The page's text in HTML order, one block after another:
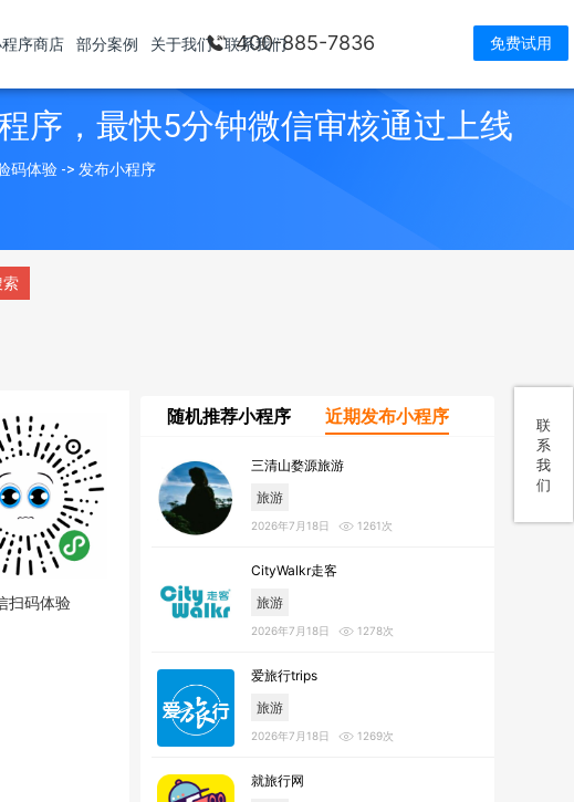
400-885-7836 免费试用
序商店 部分案例 关于我们 联系我们
联
系
我
们
序，最快5分钟微信审核通过上线
码体验 -> 发布小程序
扫码体验
随机推荐小程序 近期发布小程序
三清山婺源旅游
旅游
2026年7月18日 1261次
CityWalkr走客
旅游
2026年7月18日 1278次
爱旅行trips
旅游
2026年7月18日 1269次
就旅行网